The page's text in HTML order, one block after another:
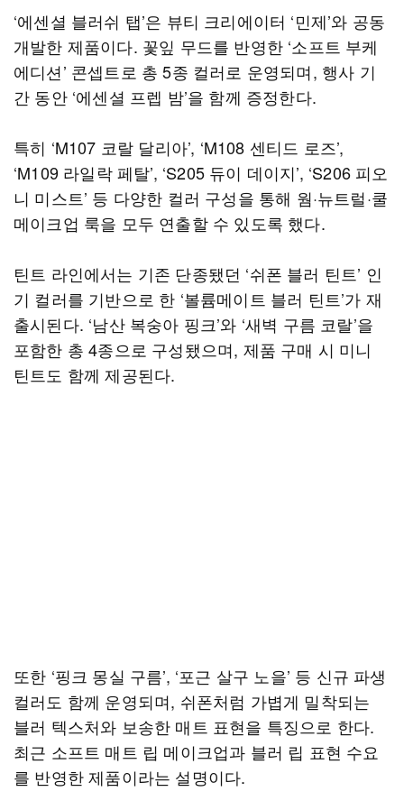
‘에센셜 블러쉬 탭’은 뷰티 크리에이터 ‘민제’와 공동
개발한 제품이다. 꽃잎 무드를 반영한 ‘소프트 부케
에디션’ 콘셉트로 총 5종 컬러로 운영되며, 행사 기
간 동안 ‘에센셜 프렙 밤’을 함께 증정한다.
특히 ‘M107 코랄 달리아’, ‘M108 센티드 로즈’,
‘M109 라일락 페탈’, ‘S205 듀이 데이지’, ‘S206 피오
니 미스트’ 등 다양한 컬러 구성을 통해 웜·뉴트럴·쿨
메이크업 룩을 모두 연출할 수 있도록 했다.
틴트 라인에서는 기존 단종됐던 ‘쉬폰 블러 틴트’ 인
기 컬러를 기반으로 한 ‘볼륨메이트 블러 틴트’가 재
출시된다. ‘남산 복숭아 핑크’와 ‘새벽 구름 코랄’을
포함한 총 4종으로 구성됐으며, 제품 구매 시 미니
틴트도 함께 제공된다.
또한 ‘핑크 몽실 구름’, ‘포근 살구 노을’ 등 신규 파생
컬러도 함께 운영되며, 쉬폰처럼 가볍게 밀착되는
블러 텍스처와 보송한 매트 표현을 특징으로 한다.
최근 소프트 매트 립 메이크업과 블러 립 표현 수요
를 반영한 제품이라는 설명이다.